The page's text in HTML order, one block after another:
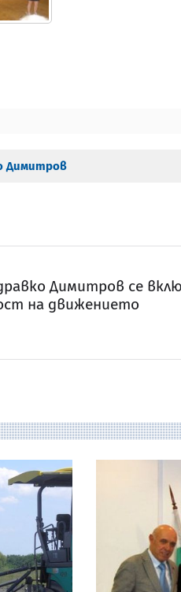
Димитров
Димитров се
на движението